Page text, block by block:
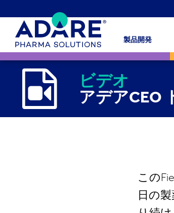
製品開発
ビデオ
アデアCEO
この
日の